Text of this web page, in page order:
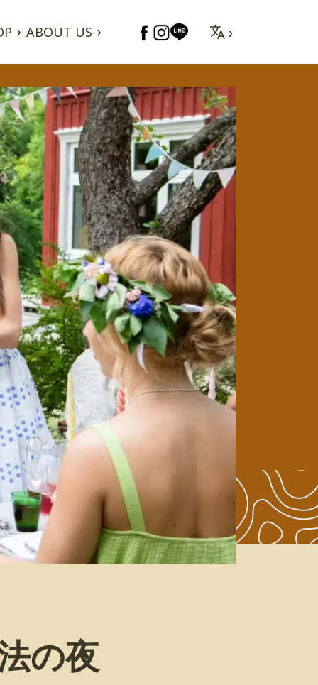
ABOUT US
の夜